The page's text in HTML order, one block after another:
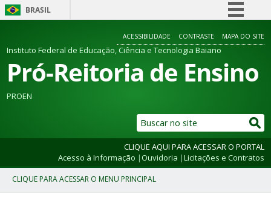
BRASIL
Comunica BR
Participe
Canais
ACESSIBILIDADE CONTRASTE MAPA DO SITE
Instituto Federal de Educação, Ciência e Tecnologia Baiano
Pró-Reitoria de Ensino
PROEN
CLIQUE AQUI PARA ACESSAR O PORTAL
Acesso à Informação |Ouvidoria |Licitações e Contratos